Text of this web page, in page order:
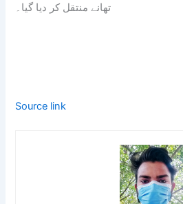
تھانے منتقل کر دیا گیا۔
Source link